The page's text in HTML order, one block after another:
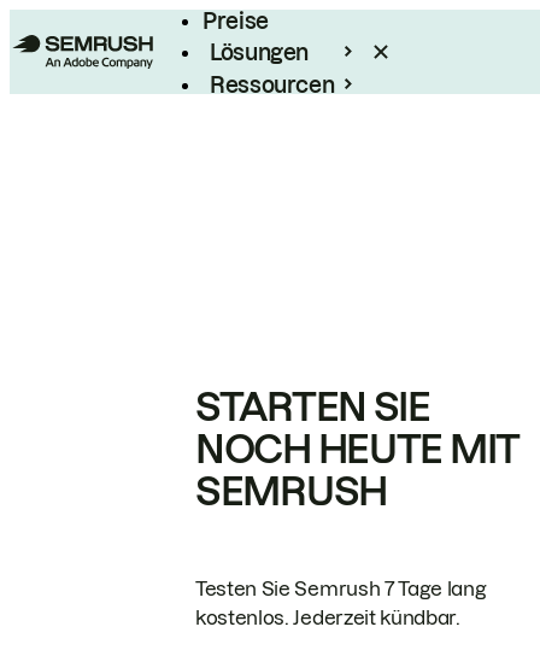
Preise
Lösungen
Ressourcen
STARTEN SIE
NOCH HEUTE MIT
SEMRUSH
Testen Sie Semrush 7 Tage lang
kostenlos. Jederzeit kündbar.